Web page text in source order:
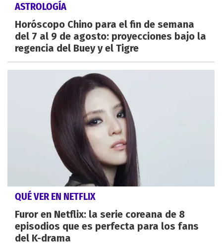
ASTROLOGÍA
Horóscopo Chino para el fin de semana
del 7 al 9 de agosto: proyecciones bajo la
regencia del Buey y el Tigre
QUÉ VER EN NETFLIX
Furor en Netflix: la serie coreana de 8
episodios que es perfecta para los fans
del K-drama